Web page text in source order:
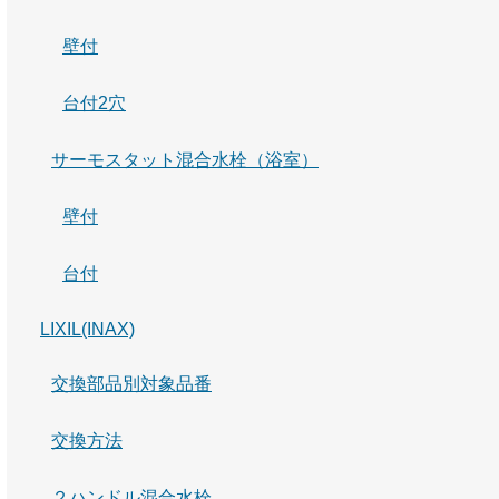
壁付
台付2穴
サーモスタット混合水栓（浴室）
壁付
台付
LIXIL(INAX)
交換部品別対象品番
交換方法